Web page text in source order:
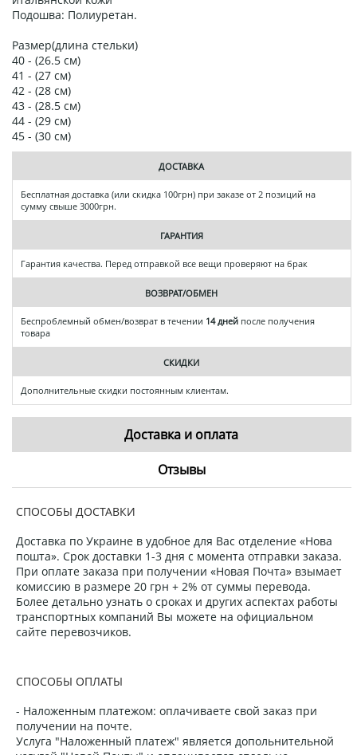
Подошва: Полиуретан.
Размер(длина стельки)
40 - (26.5 см)
41 - (27 см)
42 - (28 см)
43 - (28.5 см)
44 - (29 см)
45 - (30 см)
ДОСТАВКА
Бесплатная доставка (или скидка 100грн) при заказе от 2 позиций на
сумму свыше 3000грн.
ГАРАНТИЯ
Гарантия качества. Перед отправкой все вещи проверяют на брак
ВОЗВРАТ/ОБМЕН
Беспроблемный обмен/возврат в течении 14 дней после получения
товара
СКИДКИ
Дополнительные скидки постоянным клиентам.
Доставка и оплата
Отзывы
СПОСОБЫ ДОСТАВКИ
Доставка по Украине в удобное для Вас отделение «Нова
пошта». Срок доставки 1-3 дня с момента отправки заказа.
При оплате заказа при получении «Новая Почта» взымает
комиссию в размере 20 грн + 2% от суммы перевода.
Более детально узнать о сроках и других аспектах работы
транспортных компаний Вы можете на официальном
сайте перевозчиков.
СПОСОБЫ ОПЛАТЫ
- Наложенным платежом: оплачиваете свой заказ при
получении на почте.
Услуга "Наложенный платеж" является допольнительной